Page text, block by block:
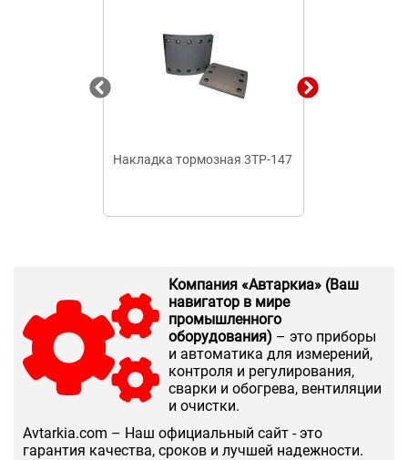
Накладка тормозная 3ТР-147
Компания «Автаркиа» (Ваш
навигатор в мире
промышленного
оборудования) – это приборы
и автоматика для измерений,
контроля и регулирования,
сварки и обогрева, вентиляции
и очистки.
Аvtarkia.com – Наш официальный сайт - это
гарантия качества, сроков и лучшей надежности.